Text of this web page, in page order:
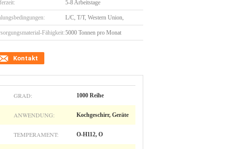
5-8 Arbeitstage
L/C, T/T, Western Union,
Fähigkeit:5000 Tonnen pro Monat
Kontakt
GRAD: 1000 Reihe
ANWENDUNG: Kochgeschirr, Geräte
TEMPERAMENT: O-H112, O